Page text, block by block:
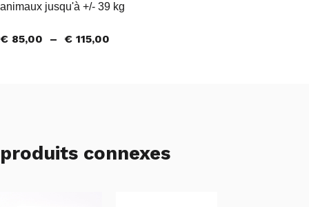
animaux jusqu'à +/- 39 kg
€ 85,00 – € 115,00
produits connexes